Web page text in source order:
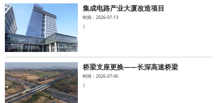
集成电路产业大厦改造项目
时间：2026-07-13
|
桥梁支座更换——长深高速桥梁
时间：2026-07-06
|